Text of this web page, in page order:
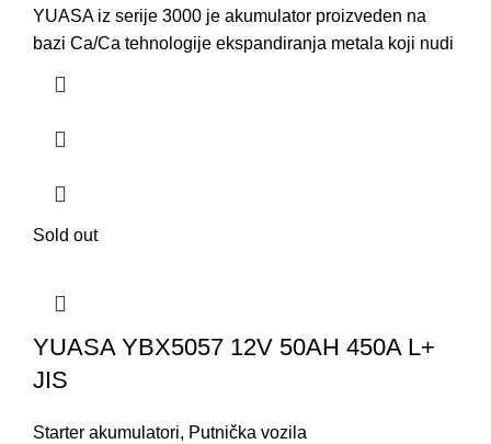
YUASA iz serije 3000 je akumulator proizveden na
bazi Ca/Ca tehnologije ekspandiranja metala koji nudi
Sold out
YUASA YBX5057 12V 50AH 450A L+
JIS
Starter akumulatori, Putnička vozila